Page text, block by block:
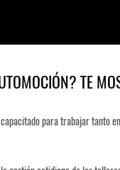
TE
para trabajar tanto